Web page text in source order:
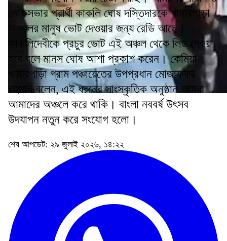
লোকসভার প্রার্থী কাকলি ঘোষ দস্তিদারকে খামারপাড়া
অঞ্চলের মানুষ ভোট দেওয়ার জন্য রেডি আছে।
কাকলিদেবীকে প্রচুর ভোট এই অঞ্চল থেকে লিড দেওয়া
হবে বলে মানস ঘোষ আশা প্রকাশ করেন। কেমিয়া
খামারপাড়া গ্রাম পঞ্চায়েতের উপপ্রধান মোজাফফর
রহমান বলেন, এই ধরনের সাংস্কৃতিক অনুষ্ঠান আমরা
আমাদের অঞ্চলে করে থাকি। বাংলা নববর্ষ উৎসব
উদযাপন নতুন করে সংযোগ হলো।
শেষ আপডেট: ২৯ জুলাই ২০২৬, ১৪:২২